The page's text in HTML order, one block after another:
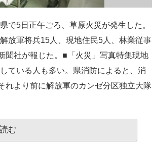
で5日正午ごろ、草原火災が発生した。
放軍将兵15人、現地住民5人、林業従事
聞社が報じた。■「火災」写真特集現地
ている人も多い。県消防によると、消
れより前に解放軍のカンゼ分区独立大隊
む